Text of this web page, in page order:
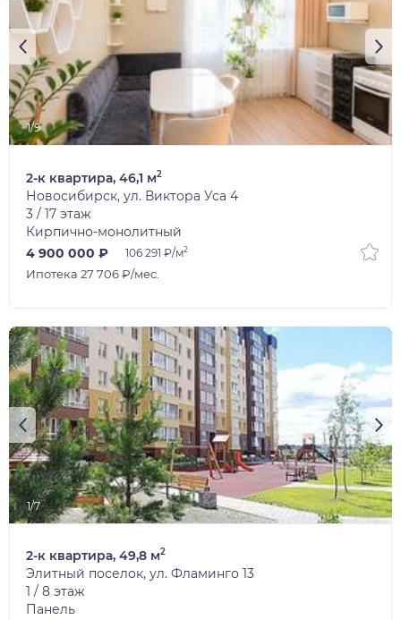
1/9
2-к квартира, 46,1 м2
Новосибирск, ул. Виктора Уса 4
3 / 17 этаж
Кирпично-монолитный
4 900 000 ₽
106 291 ₽/м2
Ипотека 27 706 ₽/мес.
1/7
2-к квартира, 49,8 м2
Элитный поселок, ул. Фламинго 13
1 / 8 этаж
Панель